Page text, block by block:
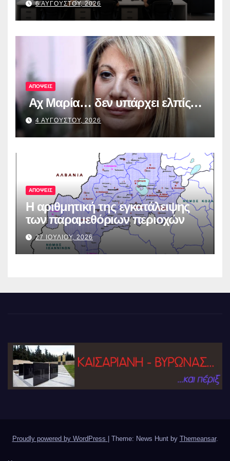
από τα πρώτα ολοκληρωμένα
ψηφιακά εργαλεία στην Ευρώπη
για τη διαφάνεια και τη
λογοδοσία»
6 ΑΥΓΟΥΣΤΟΥ, 2026
ΑΠΟΨΕΙΣ
Αχ Μαρία… δεν υπάρχει ελπίς…
4 ΑΥΓΟΥΣΤΟΥ, 2026
ΑΠΟΨΕΙΣ
Η αριθμητική της εγκατάλειψης
των παραμεθόριων περιοχών
27 ΙΟΥΛΙΟΥ, 2026
Proudly powered by WordPress | Theme: News Hunt by Themeansar.